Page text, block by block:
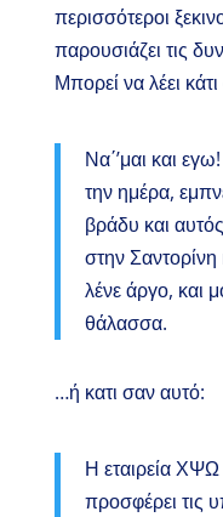
περισσότεροι
παρουσιάζει τις
Μπορεί να λέει
Να΄’μαι και
την ημέρα,
βράδυ και
στην
λένε άργο, και
θάλασσα.
…ή κατι σαν αυτό:
Η εταιρεία
προσφέρει τις